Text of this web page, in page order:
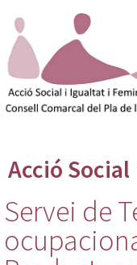
Acció Social
Servei de